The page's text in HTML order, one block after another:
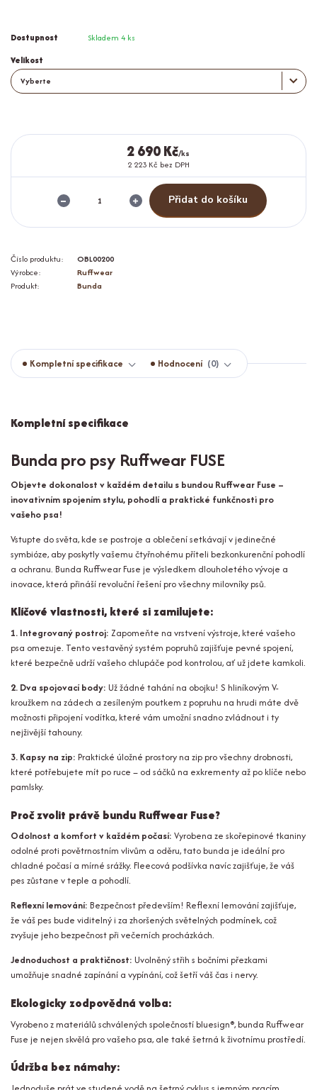
Dostupnost Skladem 4 ks
Velikost
2 690 Kč/ks
2 223 Kč bez DPH
Přidat do košíku
Číslo produktu:
OBL00200
Výrobce:
Ruffwear
Produkt:
Bunda
Kompletní specifikace Hodnocení 0
Kompletní specifikace
Bunda pro psy Ruffwear FUSE
Objevte dokonalost v každém detailu s bundou Ruffwear Fuse –
inovativním spojením stylu, pohodlí a praktické funkčnosti pro
vašeho psa!
Vstupte do světa, kde se postroje a oblečení setkávají v jedinečné
symbióze, aby poskytly vašemu čtyřnohému příteli bezkonkurenční pohodlí
a ochranu. Bunda Ruffwear Fuse je výsledkem dlouholetého vývoje a
inovace, která přináší revoluční řešení pro všechny milovníky psů.
Klíčové vlastnosti, které si zamilujete:
1. Integrovaný postroj: Zapomeňte na vrstvení výstroje, které vašeho
psa omezuje. Tento vestavěný systém popruhů zajišťuje pevné spojení,
které bezpečně udrží vašeho chlupáče pod kontrolou, ať už jdete kamkoli.
2. Dva spojovací body: Už žádné tahání na obojku! S hliníkovým V-
kroužkem na zádech a zesíleným poutkem z popruhu na hrudi máte dvě
možnosti připojení vodítka, které vám umožní snadno zvládnout i ty
nejživější tahouny.
3. Kapsy na zip: Praktické úložné prostory na zip pro všechny drobnosti,
které potřebujete mít po ruce – od sáčků na exkrementy až po klíče nebo
pamlsky.
Proč zvolit právě bundu Ruffwear Fuse?
Odolnost a komfort v každém počasí: Vyrobena ze skořepinové tkaniny
odolné proti povětrnostním vlivům a oděru, tato bunda je ideální pro
chladné počasí a mírné srážky. Fleecová podšívka navíc zajišťuje, že váš
pes zůstane v teple a pohodlí.
Reflexní lemování: Bezpečnost především! Reflexní lemování zajišťuje,
že váš pes bude viditelný i za zhoršených světelných podmínek, což
zvyšuje jeho bezpečnost při večerních procházkách.
Jednoduchost a praktičnost: Uvolněný střih s bočními přezkami
umožňuje snadné zapínání a vypínání, což šetří váš čas i nervy.
Ekologicky zodpovědná volba:
Vyrobeno z materiálů schválených společností bluesign®, bunda Ruffwear
Fuse je nejen skvělá pro vašeho psa, ale také šetrná k životnímu prostředí.
Údržba bez námahy: